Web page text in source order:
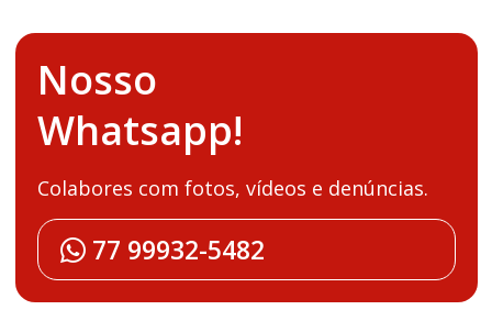
Nosso
Whatsapp!
Colabores com fotos, vídeos e denúncias.
77 99932-5482